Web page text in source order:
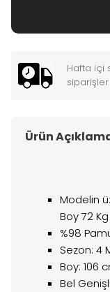
Hafta içi
Ürün
Modelin
Boy 72 Kg
%98
Sezon: 4
Boy: 106
Bel